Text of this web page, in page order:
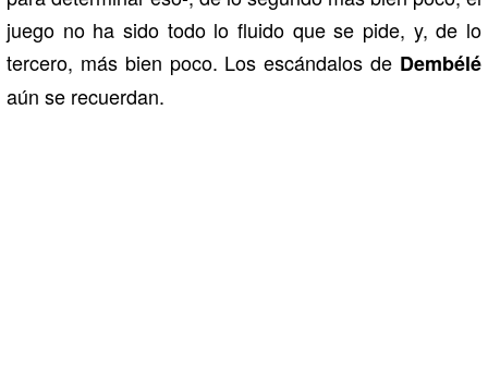
juego no ha sido todo lo fluido que se pide, y, de lo
tercero, más bien poco. Los escándalos de Dembélé
aún se recuerdan.